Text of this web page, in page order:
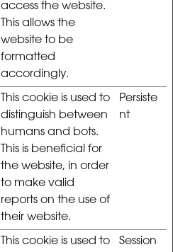
access the website.
This allows the
website to be
formatted
accordingly.
This cookie is used to
distinguish between
humans and bots.
This is beneficial for
the website, in order
to make valid
reports on the use of
their website.
Persiste
nt
This cookie is used to
Session